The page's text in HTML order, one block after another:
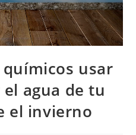
usar
agua de tu
el invierno